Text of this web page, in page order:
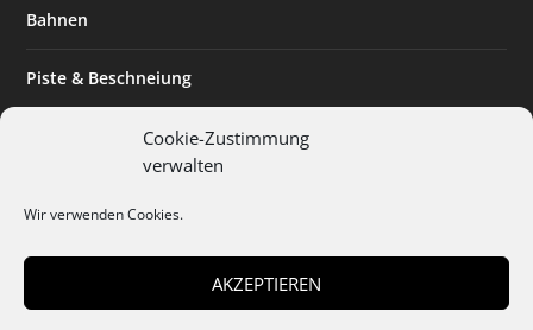
Cookie-Zustimmung
verwalten
Wir verwenden Cookies.
AKZEPTIEREN
Bahnen
Piste & Beschneiung
Expertise & Technik